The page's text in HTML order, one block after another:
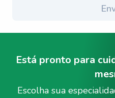
Está pronto para
Escolha sua